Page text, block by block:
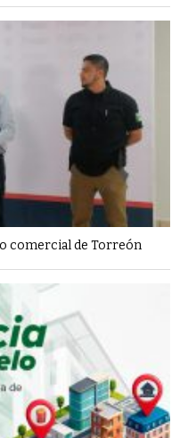
comercial de Torreón